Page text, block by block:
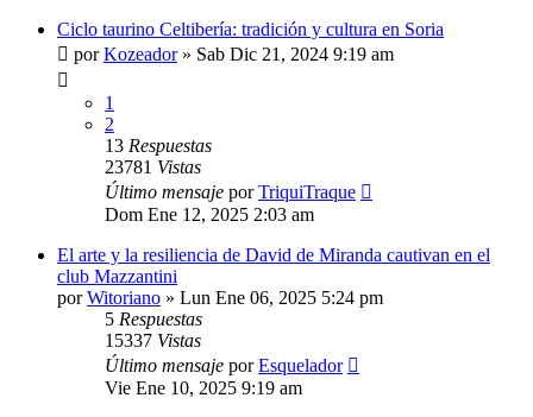
Ciclo taurino Celtibería: tradición y cultura en Soria
porKozeador» Sab Dic 21, 2024 9:19 am
1
2
13 Respuestas
23781 Vistas
Último mensaje porTriquiTraque
Dom Ene 12, 2025 2:03 am
El arte y la resiliencia de David de Miranda cautivan en el
club Mazzantini
porWitoriano » Lun Ene 06, 2025 5:24 pm
5 Respuestas
15337 Vistas
Último mensaje porEsquelador
Vie Ene 10, 2025 9:19 am